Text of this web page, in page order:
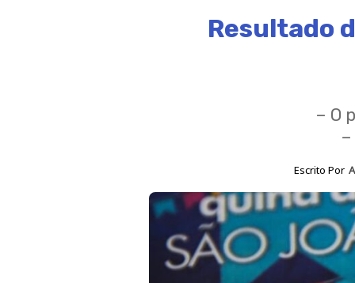
Resultado
– O
Escrito Por